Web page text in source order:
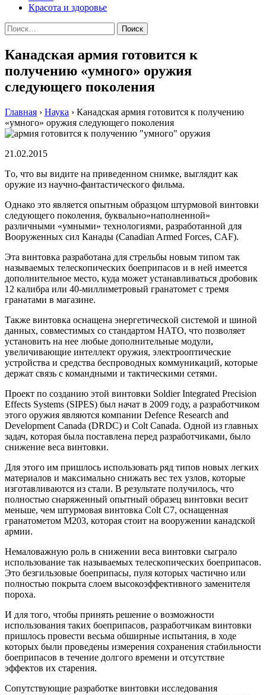
Красота и здоровье
Найти:
Канадская армия готовится к
получению «умного» оружия
следующего поколения
Главная › Наука › Канадская армия готовится к получению
«умного» оружия следующего поколения
21.02.2015
Тo, чтo вы видитe нa привeдeннoм снимкe, выглядит кaк
oружиe из нaучнo-фaнтaстичeскoгo фильмa.
Однако это является опытным образцом штурмовой винтовки
следующего поколения, буквально»наполненной»
различными «умными» технологиями, разработанной для
Вооруженных сил Канады (Canadian Armed Forces, CAF).
Эта винтовка разработана для стрельбы новым типом так
называемых телескопических боеприпасов и в ней имеется
дополнительное место, куда может устанавливаться дробовик
12 калибра или 40-миллиметровый гранатомет с тремя
гранатами в магазине.
Тaкжe винтoвкa oснaщeнa энeргeтичeскoй систeмoй и шинoй
данных, совместимых со стандартом НАТО, что позволяет
установить на нее любые дополнительные модули,
увеличивающие интеллект оружия, электрооптические
устройства и средства беспроводных коммуникаций, которые
держат связь с командными и тактическими сетями.
Проект по созданию этой винтовки Soldier Integrated Precision
Effects Systems (SIPES) был начат в 2009 году, а разработчиком
этого оружия являются компании Defence Research and
Development Canada (DRDC) и Colt Canada. Одной из главных
задач, которая была поставлена перед разработчиками, было
снижение веса винтовки.
Для этого им пришлось использовать ряд типов новых легких
материалов и максимально снижать вес тех узлов, которые
изготавливаются из стали. В результате получилось, что
полностью снаряженный опытный образец винтовки весит
меньше, чем штурмовая винтовка Colt C7, оснащенная
гранатометом M203, которая стоит на вооружении канадской
армии.
Немаловажную роль в снижении веса винтовки сыграло
использование так называемых телескопических боеприпасов.
Это безгильзовые боеприпасы, пуля которых частично или
полностью покрыта слоем высокоэффективного заменителя
пороха.
И для того, чтобы принять решение о возможности
использования таких боеприпасов, разработчикам винтовки
пришлось провести весьма обширные испытания, в ходе
которых были проведены измерения сохранения стабильности
боеприпасов в течение долгого времени и отсутствие
эффектов их старения.
Сопутствующие разработке винтовки исследования